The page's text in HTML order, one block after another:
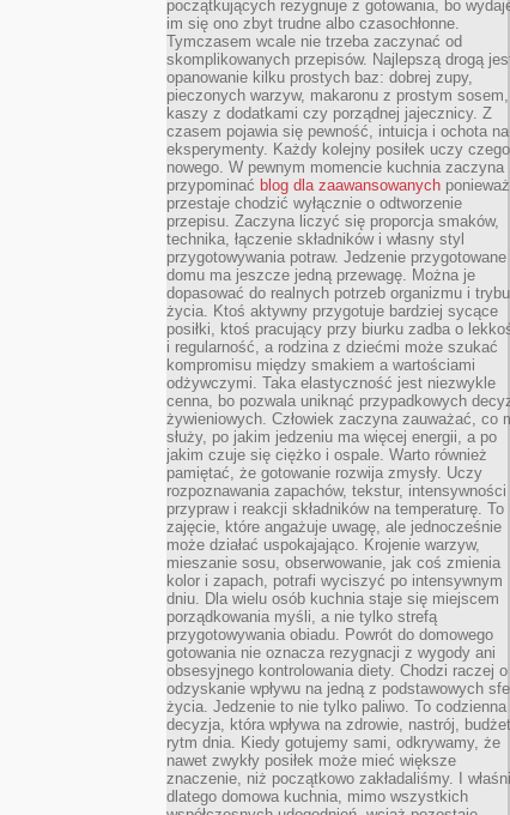
początkujących rezygnuje z gotowania, bo
im się ono zbyt trudne albo czasochłonne.
Tymczasem wcale nie trzeba zaczynać od
skomplikowanych przepisów. Najlepszą drogą
opanowanie kilku prostych baz: dobrej zupy,
pieczonych warzyw, makaronu z prostym sosem,
kaszy z dodatkami czy porządnej jajecznicy. Z
czasem pojawia się pewność, intuicja i ochota na
eksperymenty. Każdy kolejny posiłek uczy
nowego. W pewnym momencie kuchnia zaczyna
przypominać blog dla zaawansowanych ponieważ
przestaje chodzić wyłącznie o odtworzenie
przepisu. Zaczyna liczyć się proporcja smaków,
technika, łączenie składników i własny styl
przygotowywania potraw. Jedzenie przygotowane
domu ma jeszcze jedną przewagę. Można je
dopasować do realnych potrzeb organizmu i trybu
życia. Ktoś aktywny przygotuje bardziej sycące
posiłki, ktoś pracujący przy biurku zadba o
i regularność, a rodzina z dziećmi może szukać
kompromisu między smakiem a wartościami
odżywczymi. Taka elastyczność jest niezwykle
cenna, bo pozwala uniknąć przypadkowych
żywieniowych. Człowiek zaczyna zauważać, co
służy, po jakim jedzeniu ma więcej energii, a po
jakim czuje się ciężko i ospale. Warto również
pamiętać, że gotowanie rozwija zmysły. Uczy
rozpoznawania zapachów, tekstur, intensywności
przypraw i reakcji składników na temperaturę. To
zajęcie, które angażuje uwagę, ale jednocześnie
może działać uspokajająco. Krojenie warzyw,
mieszanie sosu, obserwowanie, jak coś zmienia
kolor i zapach, potrafi wyciszyć po intensywnym
dniu. Dla wielu osób kuchnia staje się miejscem
porządkowania myśli, a nie tylko strefą
przygotowywania obiadu. Powrót do domowego
gotowania nie oznacza rezygnacji z wygody ani
obsesyjnego kontrolowania diety. Chodzi raczej o
odzyskanie wpływu na jedną z podstawowych
życia. Jedzenie to nie tylko paliwo. To codzienna
decyzja, która wpływa na zdrowie, nastrój,
rytm dnia. Kiedy gotujemy sami, odkrywamy, że
nawet zwykły posiłek może mieć większe
znaczenie, niż początkowo zakładaliśmy. I
dlatego domowa kuchnia, mimo wszystkich